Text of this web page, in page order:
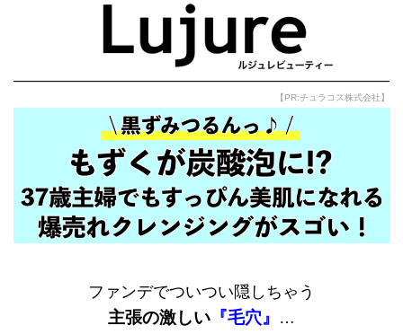
【PR:チュラコス株式会社】
ファンデでついつい隠しちゃう
主張の激しい 『毛穴』 …